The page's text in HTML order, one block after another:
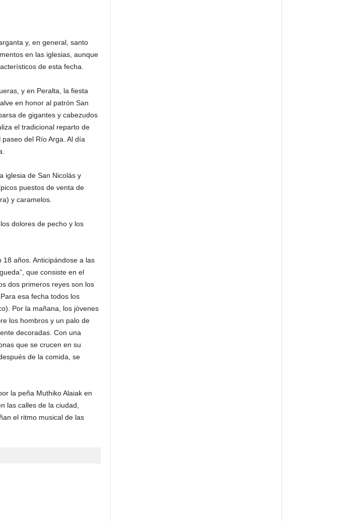
y, en general, santo
en las iglesias, aunque
de esta fecha.
y en Peralta, la fiesta
en honor al patrón San
de gigantes y cabezudos
el tradicional reparto de
del Río Arga. Al día
iglesia de San Nicolás y
puestos de venta de
y caramelos.
dolores de pecho y los
años. Anticipándose a las
que consiste en el
dos primeros reyes son los
esa fecha todos los
Por la mañana, los jóvenes
los hombros y un palo de
decoradas. Con una
que se crucen en su
de la comida, se
la peña Muthiko Alaiak en
las calles de la ciudad,
el ritmo musical de las